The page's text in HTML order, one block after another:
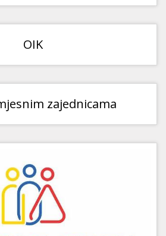
OIK
zajednicama